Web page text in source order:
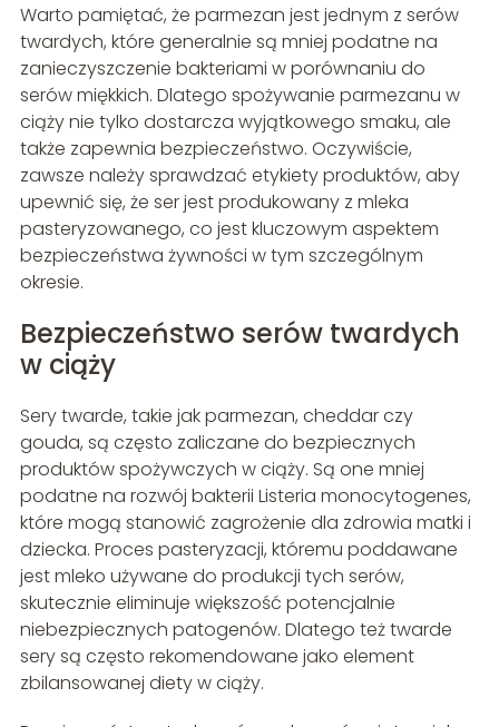
Warto pamiętać, że parmezan jest jednym z serów
twardych, które generalnie są mniej podatne na
zanieczyszczenie bakteriami w porównaniu do
serów miękkich. Dlatego spożywanie parmezanu w
ciąży nie tylko dostarcza wyjątkowego smaku, ale
także zapewnia bezpieczeństwo. Oczywiście,
zawsze należy sprawdzać etykiety produktów, aby
upewnić się, że ser jest produkowany z mleka
pasteryzowanego, co jest kluczowym aspektem
bezpieczeństwa żywności w tym szczególnym
okresie.
Bezpieczeństwo serów twardych
w ciąży
Sery twarde, takie jak parmezan, cheddar czy
gouda, są często zaliczane do bezpiecznych
produktów spożywczych w ciąży. Są one mniej
podatne na rozwój bakterii Listeria monocytogenes,
które mogą stanowić zagrożenie dla zdrowia matki i
dziecka. Proces pasteryzacji, któremu poddawane
jest mleko używane do produkcji tych serów,
skutecznie eliminuje większość potencjalnie
niebezpiecznych patogenów. Dlatego też twarde
sery są często rekomendowane jako element
zbilansowanej diety w ciąży.